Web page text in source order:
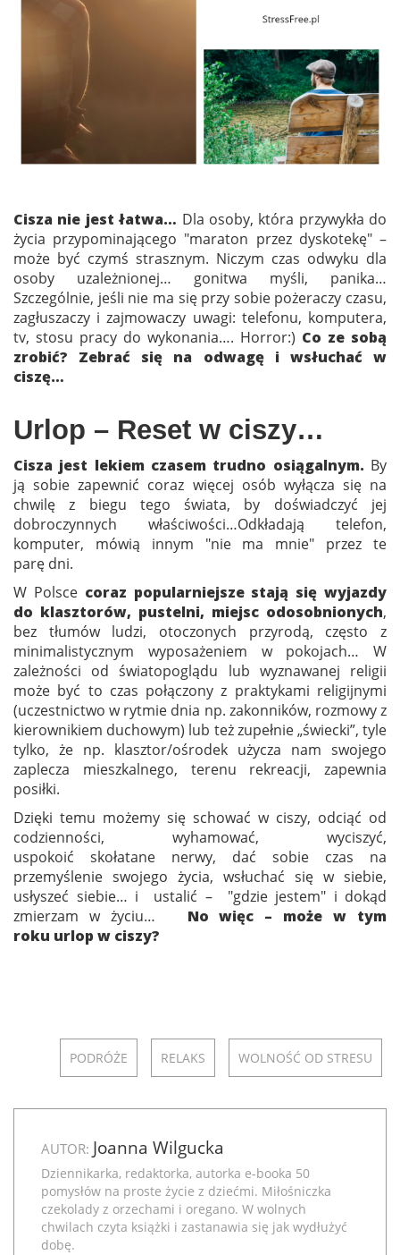
Cisza nie jest łatwa… Dla osoby, która przywykła do
życia przypominającego "maraton przez dyskotekę" –
może być czymś strasznym. Niczym czas odwyku dla
osoby uzależnionej… gonitwa myśli, panika…
Szczególnie, jeśli nie ma się przy sobie pożeraczy czasu,
zagłuszaczy i zajmowaczy uwagi: telefonu, komputera,
tv, stosu pracy do wykonania…. Horror:) Co ze sobą
zrobić? Zebrać się na odwagę i wsłuchać w
ciszę…
Urlop – Reset w ciszy…
Cisza jest lekiem czasem trudno osiągalnym. By
ją sobie zapewnić coraz więcej osób wyłącza się na
chwilę z biegu tego świata, by doświadczyć jej
dobroczynnych właściwości…Odkładają telefon,
komputer, mówią innym "nie ma mnie" przez te
parę dni.
W Polsce coraz popularniejsze stają się wyjazdy
do klasztorów, pustelni, miejsc odosobnionych,
bez tłumów ludzi, otoczonych przyrodą, często z
minimalistycznym wyposażeniem w pokojach… W
zależności od światopoglądu lub wyznawanej religii
może być to czas połączony z praktykami religijnymi
(uczestnictwo w rytmie dnia np. zakonników, rozmowy z
kierownikiem duchowym) lub też zupełnie „świecki”, tyle
tylko, że np. klasztor/ośrodek użycza nam swojego
zaplecza mieszkalnego, terenu rekreacji, zapewnia
posiłki.
Dzięki temu możemy się schować w ciszy, odciąć od
codzienności, wyhamować, wyciszyć,
uspokoić skołatane nerwy, dać sobie czas na
przemyślenie swojego życia, wsłuchać się w siebie,
usłyszeć siebie… i ustalić – "gdzie jestem" i dokąd
zmierzam w życiu… No więc – może w tym
roku urlop w ciszy?
PODRÓŻE RELAKS WOLNOŚĆ OD STRESU
AUTOR: Joanna Wilgucka
Dziennikarka, redaktorka, autorka e-booka 50
pomysłów na proste życie z dziećmi. Miłośniczka
czekolady z orzechami i oregano. W wolnych
chwilach czyta książki i zastanawia się jak wydłużyć
dobę.